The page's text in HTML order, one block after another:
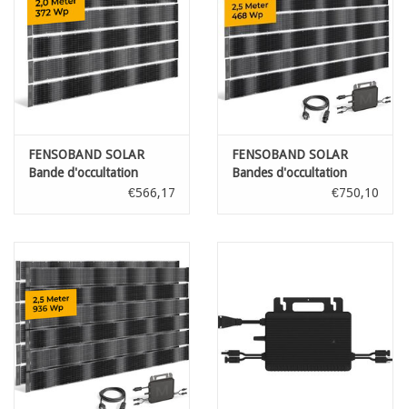
FENSOBAND SOLAR
Bande d'occultation
photovoltaïque h:19cm
€566,17
FENSOBAND SOLAR
Bandes d'occultation
photovoltaïque h:19cm
€750,10